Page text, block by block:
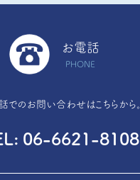
お電話
PHONE
でのお問い合わせはこちらから。
06-6621-8108